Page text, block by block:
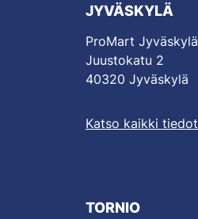
JYVÄSKYLÄ
ProMart Jyväskylä
Juustokatu 2
40320 Jyväskylä
Katso kaikki tiedot
TORNIO